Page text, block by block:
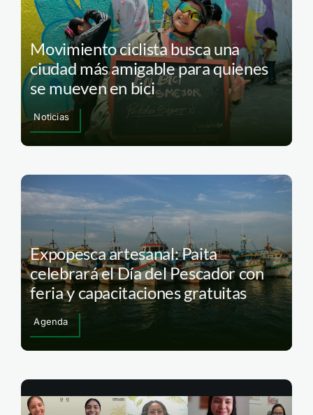
Movimiento ciclista busca una
ciudad más amigable para quienes
se mueven en bici
Noticias
Expopesca artesanal: Paita
celebrará el Día del Pescador con
feria y capacitaciones gratuitas
Agenda